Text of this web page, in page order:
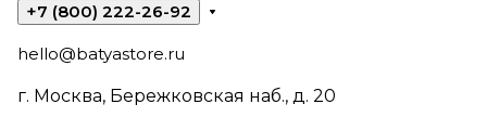
+7 (800) 222-26-92
hello@batyastore.ru
г. Москва, Бережковская наб., д. 20